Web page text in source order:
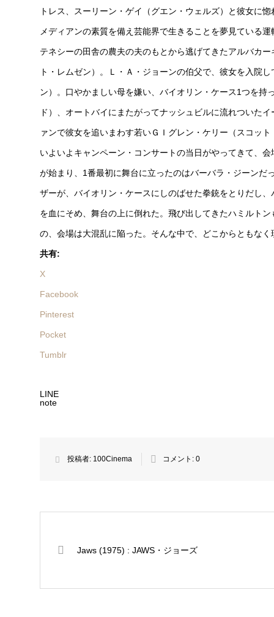
トレス、スーリーン・ゲイ（グエン・ウェルズ）と彼女に
メディアンの素質を備え芸能界で生きることを夢見ている
テネシーの田舎の農夫の夫のもとから逃げてきたアルバカ
ト・レムゼン）。Ｌ・Ａ・ジョーンの伯父で、彼女を入院
ン）。口やかましい母を嫌い、バイオリン・ケース1つを
ド）、オートバイにまたがってナッシュビルに流れついた
ァンで彼女を追いまわす若いＧＩグレン・ケリー（スコッ
いよいよキャンペーン・コンサートの当日がやってきて、
が始まり、1番最初に舞台に立ったのはバーバラ・ジーン
ザーが、バイオリン・ケースにしのばせた拳銃をとりだし
を血にそめ、舞台の上に倒れた。飛び出してきたハミルト
の、会場は大混乱に陥った。そんな中で、どこからともな
共有:
X
Facebook
Pinterest
Pocket
Tumblr
LINE
note
投稿者: 100Cinema コメント: 0
Jaws (1975) : JAWS・ジョーズ